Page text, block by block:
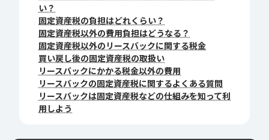
い？
固定資産税の負担はどれくらい？
固定資産税以外の費用負担はどうなる？
固定資産税以外のリースバックに関する税金
買い戻し後の固定資産税の取扱い
リースバックにかかる税金以外の費用
リースバックの固定資産税に関するよくある質問
リースバックは固定資産税などの仕組みを知って利
用しよう